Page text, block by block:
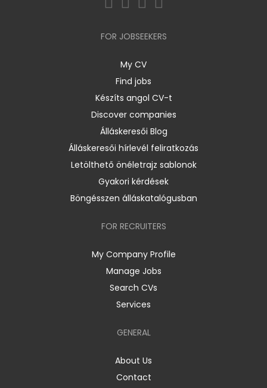
FOR JOBSEEKERS
My CV
Find jobs
Készíts angol CV-t
Discover companies
Álláskeresői Blog
Álláskeresői hírlevél feliratkozás
Letölthető önéletrajz sablonok
Gyakori kérdések
Böngésszen álláskatalógusban
FOR RECRUITERS
My Company Profile
Manage Jobs
Search CVs
Services
GENERAL
About Us
Contact